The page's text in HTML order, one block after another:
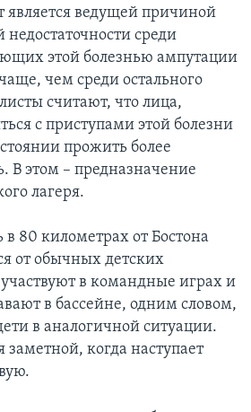
ПУТЕШЕСТВИЕ
является ведущей причиной
среди
этой болезнью ампутации
чем среди остального
считают, что лица,
с приступами этой болезни
прожить более
этом – предназначение
лагеря.
в 80 километрах от Бостона
от обычных детских
в командные играх и
в бассейне, одним словом,
в аналогичной ситуации.
заметной, когда наступает